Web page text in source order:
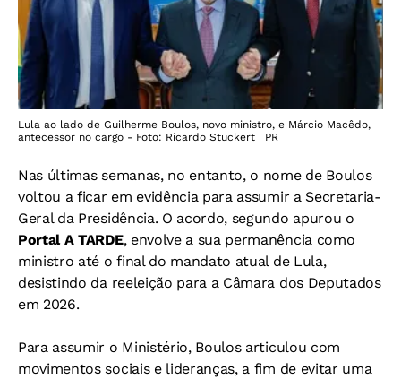
Lula ao lado de Guilherme Boulos, novo ministro, e Márcio Macêdo,
antecessor no cargo - Foto: Ricardo Stuckert | PR
Nas últimas semanas, no entanto, o nome de Boulos
voltou a ficar em evidência para assumir a Secretaria-
Geral da Presidência. O acordo, segundo apurou o
Portal A TARDE, envolve a sua permanência como
ministro até o final do mandato atual de Lula,
desistindo da reeleição para a Câmara dos Deputados
em 2026.
Para assumir o Ministério, Boulos articulou com
movimentos sociais e lideranças, a fim de evitar uma